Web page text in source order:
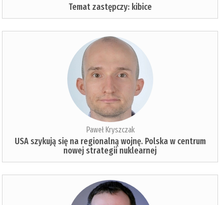
Temat zastępczy: kibice
Paweł Kryszczak
USA szykują się na regionalną wojnę. Polska w centrum
nowej strategii nuklearnej